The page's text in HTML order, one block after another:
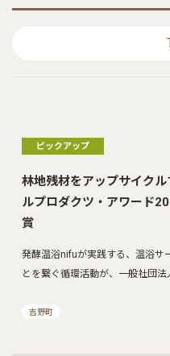
ピックアップ
林地残材をアップサイク
ルプロダクツ・アワード
賞
発酵温浴nifuが実践する、温浴サ
とを繋ぐ循環活動が、一般社団
吉野町